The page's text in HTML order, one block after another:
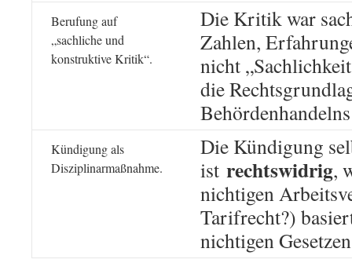
Berufung auf
„sachliche und
konstruktive Kritik“.
Die Kritik war
Zahlen,
nicht
die
Kündigung als
Disziplinarmaßnahme.
Die Kündigung
ist rechtswidrig,
nichtigen
Tarifrecht?)
nichtigen